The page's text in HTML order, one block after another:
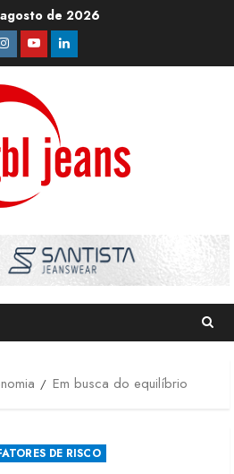
de 2026
YoutubeLinkedin
Em busca do equilíbrio
DE RISCO